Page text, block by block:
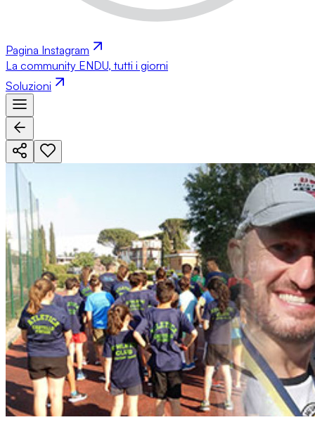
Pagina Instagram
La community ENDU, tutti i giorni
Soluzioni